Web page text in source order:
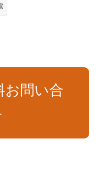
お問い合